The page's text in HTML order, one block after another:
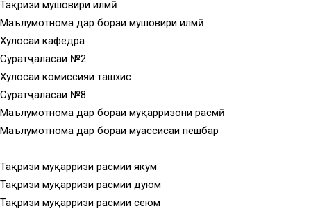
Тақризи мушовири илмӣ
Маълумотнома дар бораи мушовири илмӣ
Хулосаи кафедра
Суратҷаласаи №2
Хулосаи комиссияи ташхис
Суратҷаласаи №8
Маълумотнома дар бораи муқарризони расмӣ
Маълумотнома дар бораи муассисаи пешбар
Тақризи муқарризи расмии якум
Тақризи муқарризи расмии дуюм
Тақризи муқарризи расмии сеюм